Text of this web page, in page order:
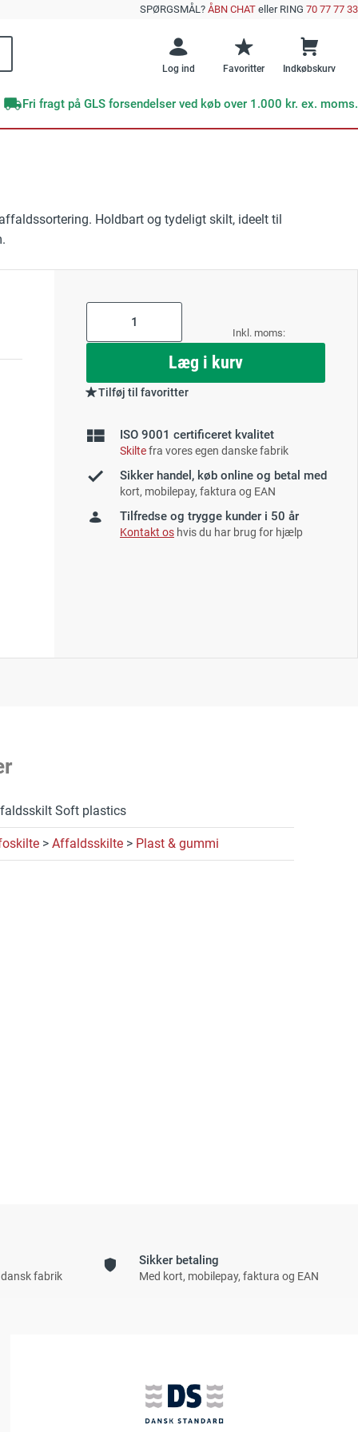
SPØRGSMÅL? ÅBN CHATeller RING 70 77 77 33
Log ind Favoritter Indkøbskurv
efterlysende skilte?
GRATIS E-BOG
Undgå disse 10
sikkerhedsskilte
Læs mere
Supernova+
Veje og vejarbejde
Værksteder
Fri fragt på GLS forsendelser ved køb over 1.000 kr. ex. moms.
Holdbart og tydeligt skilt, ideelt til
low
Læg i kurv
Tilføj til favoritter
ISO 9001 certificeret kvalitet
Skiltefra vores egen danske fabrik
Sikker handel, køb online og betal med
kort, mobilepay, faktura og EAN
Tilfredse og trygge kunder i 50 år
Kontakt os hvis du har brug for hjælp
Soft plastics
> Affaldsskilte > Plast & gummi
fabrik
Sikker betaling
Med kort, mobilepay, faktura og EAN